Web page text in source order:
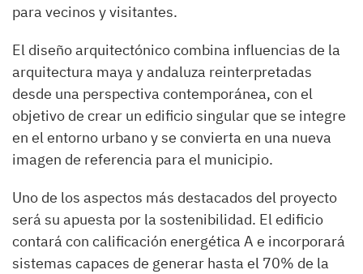
para vecinos y visitantes.
El diseño arquitectónico combina influencias de la
arquitectura maya y andaluza reinterpretadas
desde una perspectiva contemporánea, con el
objetivo de crear un edificio singular que se integre
en el entorno urbano y se convierta en una nueva
imagen de referencia para el municipio.
Uno de los aspectos más destacados del proyecto
será su apuesta por la sostenibilidad. El edificio
contará con calificación energética A e incorporará
sistemas capaces de generar hasta el 70% de la